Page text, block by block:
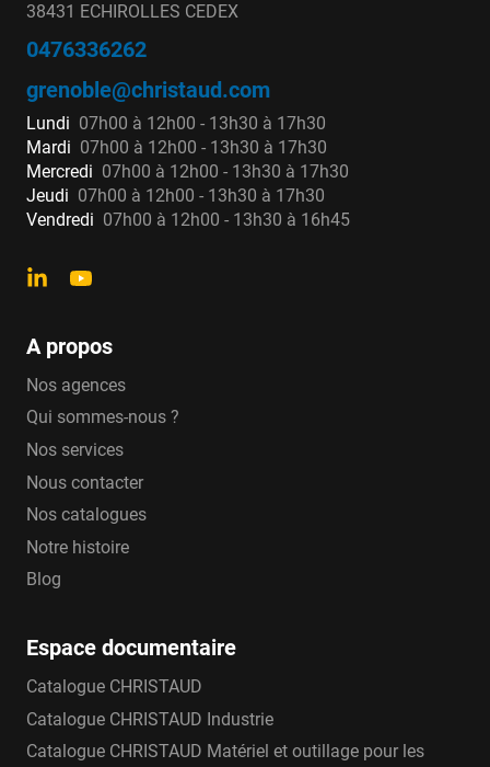
38431 ECHIROLLES CEDEX
0476336262
grenoble@christaud.com
Lundi 07h00 à 12h00 - 13h30 à 17h30
Mardi 07h00 à 12h00 - 13h30 à 17h30
Mercredi 07h00 à 12h00 - 13h30 à 17h30
Jeudi 07h00 à 12h00 - 13h30 à 17h30
Vendredi 07h00 à 12h00 - 13h30 à 16h45
A propos
Nos agences
Qui sommes-nous ?
Nos services
Nous contacter
Nos catalogues
Notre histoire
Blog
Espace documentaire
Catalogue CHRISTAUD
Catalogue CHRISTAUD Industrie
Catalogue CHRISTAUD Matériel et outillage pour les